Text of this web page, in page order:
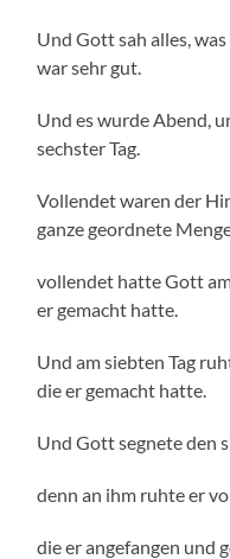
Und Gott sah alles,
war sehr gut.
Und es wurde Abend,
sechster Tag.
Vollendet waren der
ganze geordnete
vollendet hatte Gott
er gemacht hatte.
Und am siebten Tag
die er gemacht hatte.
Und Gott segnete den
denn an ihm ruhte er
die er angefangen und